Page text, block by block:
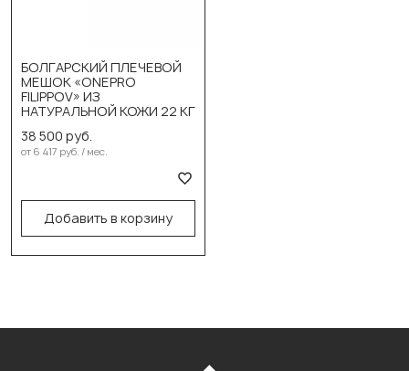
БОЛГАРСКИЙ ПЛЕЧЕВОЙ
МЕШОК «ONEPRO
FILIPPOV» ИЗ
НАТУРАЛЬНОЙ КОЖИ 22 КГ
38 500 руб.
от 6 417 руб. / мес.
Добавить в корзину
В корзину